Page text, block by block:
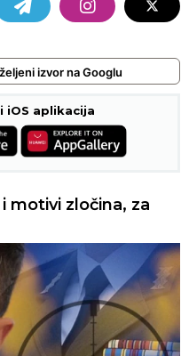
izvor na Googlu
iOS aplikacija
motivi zločina, za